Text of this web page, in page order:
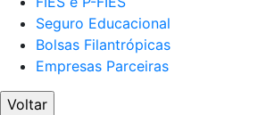
Seguro Educacional
Bolsas Filantrópicas
Empresas Parceiras
Voltar